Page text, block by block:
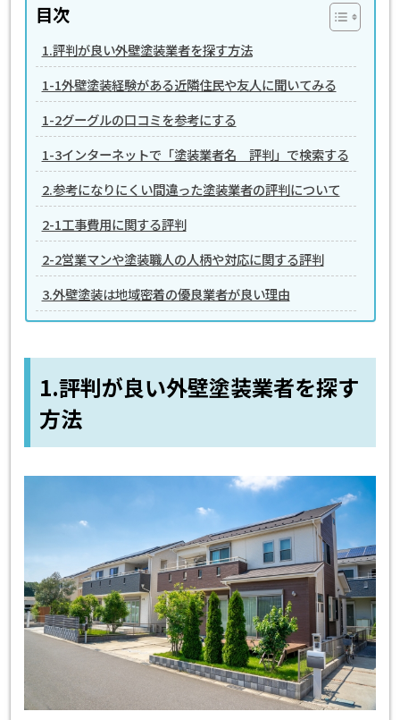
目次
1.評判が良い外壁塗装業者を探す方法
1-1外壁塗装経験がある近隣住民や友人に聞いてみる
1-2グーグルの口コミを参考にする
1-3インターネットで「塗装業者名 評判」で検索する
2.参考になりにくい間違った塗装業者の評判について
2-1工事費用に関する評判
2-2営業マンや塗装職人の人柄や対応に関する評判
3.外壁塗装は地域密着の優良業者が良い理由
1.評判が良い外壁塗装業者を探す
方法